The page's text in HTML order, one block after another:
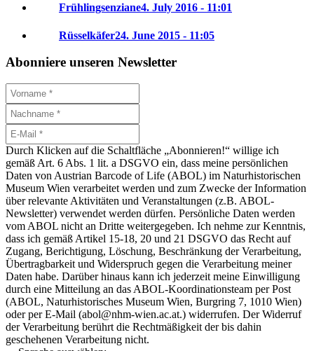
Frühlingsenziane4. July 2016 - 11:01
Rüsselkäfer24. June 2015 - 11:05
Abonniere unseren Newsletter
Durch Klicken auf die Schaltfläche „Abonnieren!“ willige ich
gemäß Art. 6 Abs. 1 lit. a DSGVO ein, dass meine persönlichen
Daten von Austrian Barcode of Life (ABOL) im Naturhistorischen
Museum Wien verarbeitet werden und zum Zwecke der Information
über relevante Aktivitäten und Veranstaltungen (z.B. ABOL-
Newsletter) verwendet werden dürfen. Persönliche Daten werden
vom ABOL nicht an Dritte weitergegeben. Ich nehme zur Kenntnis,
dass ich gemäß Artikel 15-18, 20 und 21 DSGVO das Recht auf
Zugang, Berichtigung, Löschung, Beschränkung der Verarbeitung,
Übertragbarkeit und Widerspruch gegen die Verarbeitung meiner
Daten habe. Darüber hinaus kann ich jederzeit meine Einwilligung
durch eine Mitteilung an das ABOL-Koordinationsteam per Post
(ABOL, Naturhistorisches Museum Wien, Burgring 7, 1010 Wien)
oder per E-Mail (abol@nhm-wien.ac.at.) widerrufen. Der Widerruf
der Verarbeitung berührt die Rechtmäßigkeit der bis dahin
geschehenen Verarbeitung nicht.